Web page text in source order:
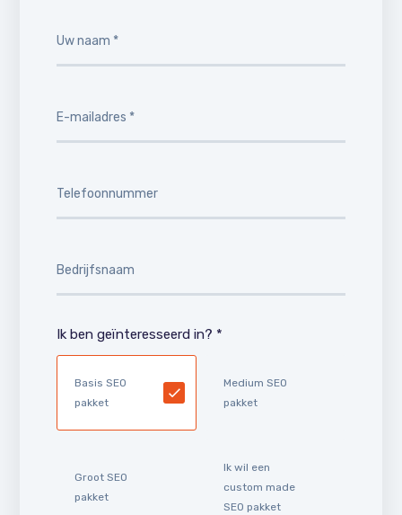
Ik ben geïnteresseerd in? *
Basis SEO
pakket
Medium SEO
pakket
Groot SEO
pakket
Ik wil een
custom made
SEO pakket